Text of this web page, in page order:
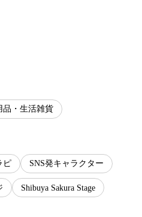
品・生活雑貨
ピ SNS発キャラクター
Shibuya Sakura Stage